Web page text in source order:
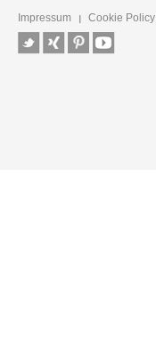
Impressum Cookie Policy